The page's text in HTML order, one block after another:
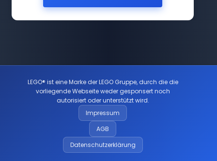
LEGO® ist eine Marke der LEGO Gruppe, durch die die
vorliegende Webseite weder gesponsert noch
autorisiert oder unterstützt wird.
Impressum
AGB
Datenschutzerklärung